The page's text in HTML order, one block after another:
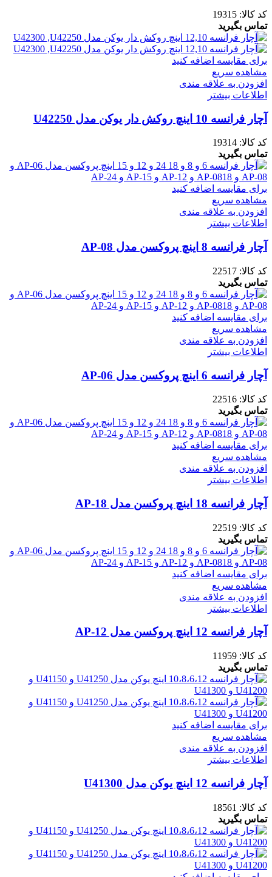
کد کالا: 19315
تماس بگیرید
برای مقایسه اضافه کنید
مشاهده سریع
افزودن به علاقه مندی
اطلاعات بیشتر
آچار فرانسه 10 اینچ روکش دار یوکن مدل U42250
کد کالا: 19314
تماس بگیرید
برای مقایسه اضافه کنید
مشاهده سریع
افزودن به علاقه مندی
اطلاعات بیشتر
آچار فرانسه 8 اینچ پروکسن مدل AP-08
کد کالا: 22517
تماس بگیرید
برای مقایسه اضافه کنید
مشاهده سریع
افزودن به علاقه مندی
اطلاعات بیشتر
آچار فرانسه 6 اینچ پروکسن مدل AP-06
کد کالا: 22516
تماس بگیرید
برای مقایسه اضافه کنید
مشاهده سریع
افزودن به علاقه مندی
اطلاعات بیشتر
آچار فرانسه 18 اینچ پروکسن مدل AP-18
کد کالا: 22519
تماس بگیرید
برای مقایسه اضافه کنید
مشاهده سریع
افزودن به علاقه مندی
اطلاعات بیشتر
آچار فرانسه 12 اینچ پروکسن مدل AP-12
کد کالا: 11959
تماس بگیرید
برای مقایسه اضافه کنید
مشاهده سریع
افزودن به علاقه مندی
اطلاعات بیشتر
آچار فرانسه 12 اینچ یوکن مدل U41300
کد کالا: 18561
تماس بگیرید